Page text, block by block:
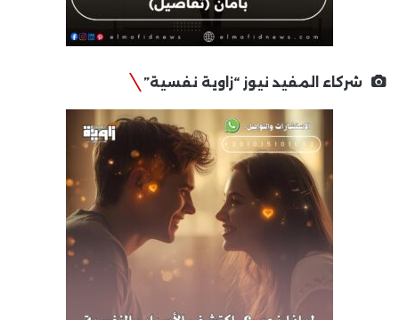
شركاء المفيد نيوز “زاوية نفسية”